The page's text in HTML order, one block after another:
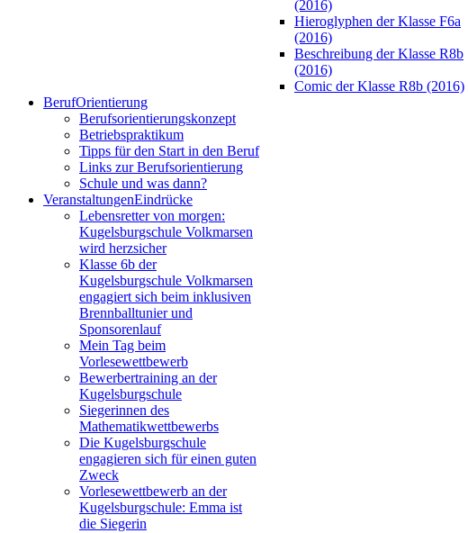
(2016)
Hieroglyphen der Klasse F6a
(2016)
Beschreibung der Klasse R8b
(2016)
Comic der Klasse R8b (2016)
BerufOrientierung
Berufsorientierungskonzept
Betriebspraktikum
Tipps für den Start in den Beruf
Links zur Berufsorientierung
Schule und was dann?
VeranstaltungenEindrücke
Lebensretter von morgen:
Kugelsburgschule Volkmarsen
wird herzsicher
Klasse 6b der
Kugelsburgschule Volkmarsen
engagiert sich beim inklusiven
Brennballtunier und
Sponsorenlauf
Mein Tag beim
Vorlesewettbewerb
Bewerbertraining an der
Kugelsburgschule
Siegerinnen des
Mathematikwettbewerbs
Die Kugelsburgschule
engagieren sich für einen guten
Zweck
Vorlesewettbewerb an der
Kugelsburgschule: Emma ist
die Siegerin